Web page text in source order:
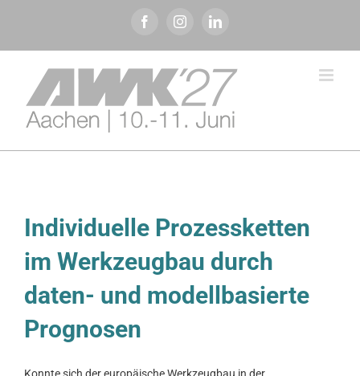
FacebookInstagramLinkedIn
Individuelle Prozessketten
im Werkzeugbau durch
daten- und modellbasierte
Prognosen